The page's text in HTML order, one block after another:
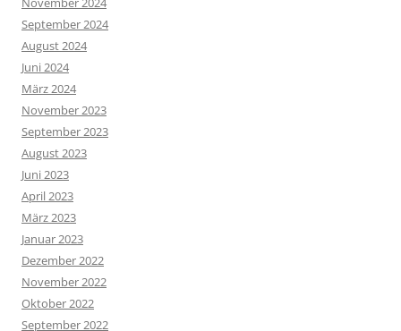
September 2024
August 2024
Juni 2024
März 2024
November 2023
September 2023
August 2023
Juni 2023
April 2023
März 2023
Januar 2023
Dezember 2022
November 2022
Oktober 2022
September 2022